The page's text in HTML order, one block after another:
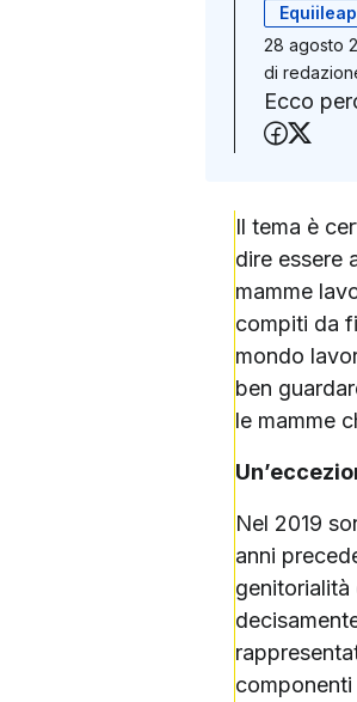
Equiileap
28 agosto
di
Ecco
Il tema è
dire essere
mamme
compiti da
mondo
ben
le mamme
Nel 2019
anni
genitorialità